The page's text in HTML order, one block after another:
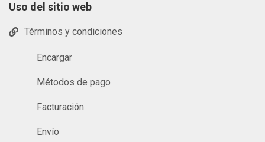
Uso del sitio web
Términos y condiciones
Encargar
Métodos de pago
Facturación
Envío